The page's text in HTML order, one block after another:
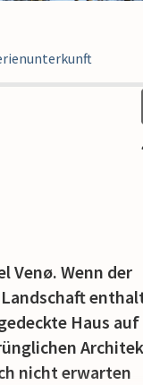
Venø. Wenn der
Haus auf
nicht erwarten